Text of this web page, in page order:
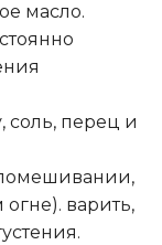
масло.
соль, перец и
варить,